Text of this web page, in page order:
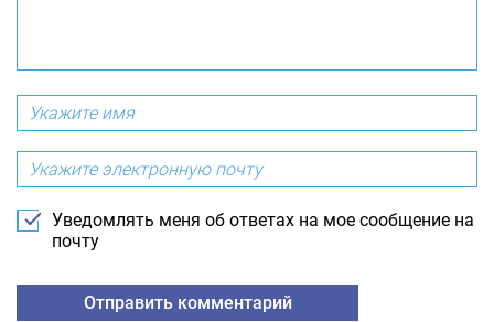
Уведомлять меня об ответах на мое сообщение на
почту